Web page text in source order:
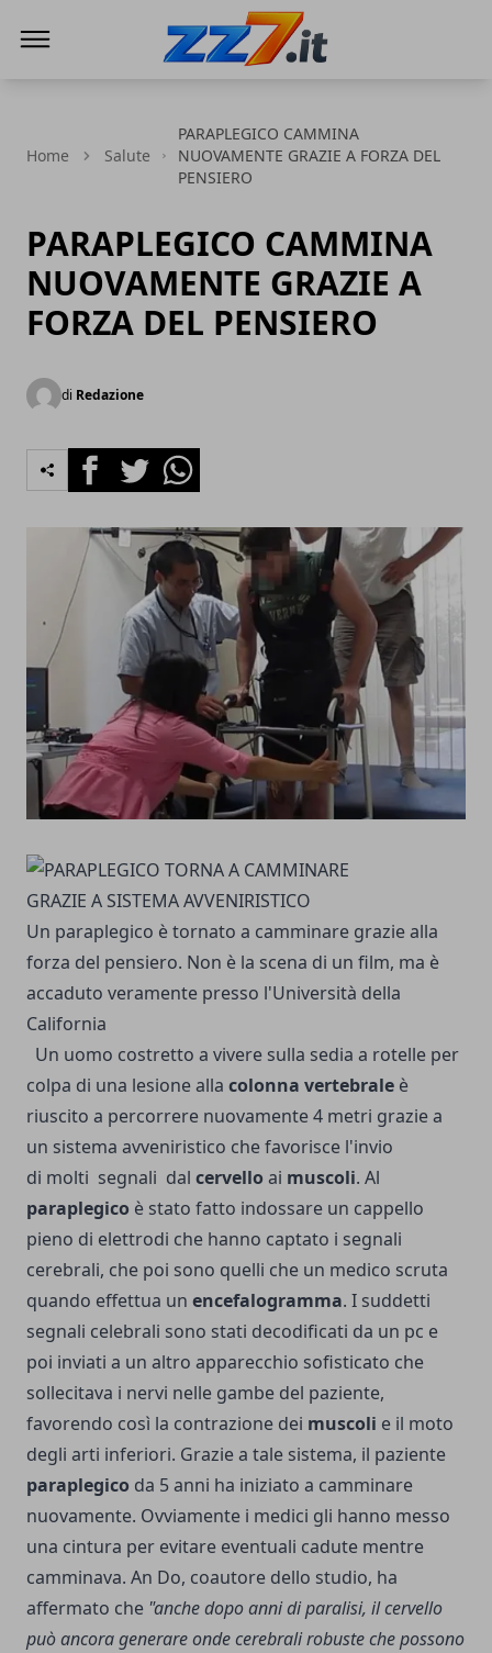
Home Salute
PARAPLEGICO CAMMINA
NUOVAMENTE GRAZIE A FORZA DEL
PENSIERO
PARAPLEGICO CAMMINA
NUOVAMENTE GRAZIE A
FORZA DEL PENSIERO
di Redazione
FacebookTwitterWhatsapp
Un paraplegico è tornato a camminare grazie alla
forza del pensiero. Non è la scena di un film, ma è
accaduto veramente presso l'Università della
California
Un uomo costretto a vivere sulla sedia a rotelle per
colpa di una lesione alla colonna vertebrale è
riuscito a percorrere nuovamente 4 metri grazie a
un sistema avveniristico che favorisce l'invio
di molti segnali dal cervello ai muscoli. Al
paraplegico è stato fatto indossare un cappello
pieno di elettrodi che hanno captato i segnali
cerebrali, che poi sono quelli che un medico scruta
quando effettua un encefalogramma. I suddetti
segnali celebrali sono stati decodificati da un pc e
poi inviati a un altro apparecchio sofisticato che
sollecitava i nervi nelle gambe del paziente,
favorendo così la contrazione dei muscoli e il moto
degli arti inferiori. Grazie a tale sistema, il paziente
paraplegico da 5 anni ha iniziato a camminare
nuovamente. Ovviamente i medici gli hanno messo
una cintura per evitare eventuali cadute mentre
camminava. An Do, coautore dello studio, ha
affermato che "anche dopo anni di paralisi, il cervello
può ancora generare onde cerebrali robuste che possono